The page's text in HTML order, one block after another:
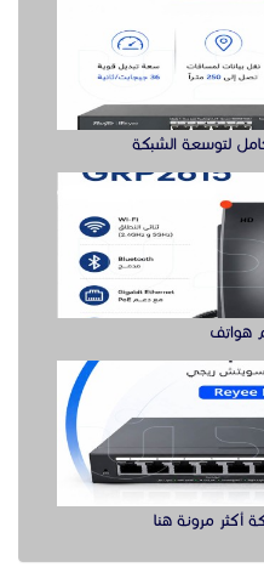
لتوسعة الشبكة
هواتف
مرونة هنا